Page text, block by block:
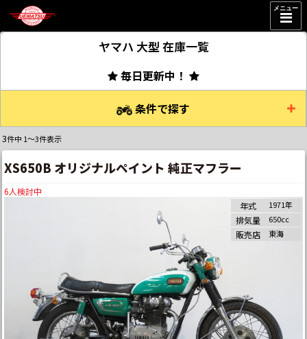
メニュー
ヤマハ 大型在庫一覧
毎日更新中！
条件で探す
3件中 1～3件表示
XS650B オリジナルペイント 純正マフラー
6人検討中
年式 1971年
排気量 650cc
販売店 東海